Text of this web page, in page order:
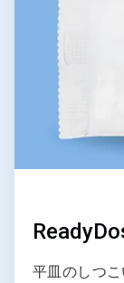
平皿のしつ